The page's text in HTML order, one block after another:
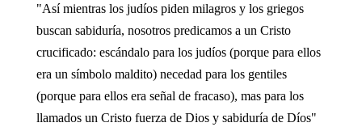
"Así mientras los judíos piden milagros y los griegos
buscan sabiduría, nosotros predicamos a un Cristo
crucificado: escándalo para los judíos (porque para ellos
era un símbolo maldito) necedad para los gentiles
(porque para ellos era señal de fracaso), mas para los
llamados un Cristo fuerza de Dios y sabiduría de Díos"